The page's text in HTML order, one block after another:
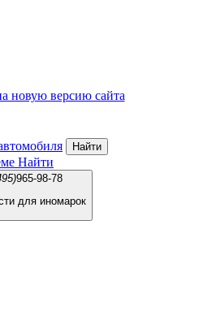
новую версию сайта
Найти
Найти
965-98-78
для иномарок